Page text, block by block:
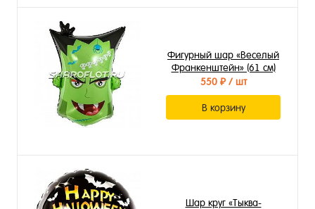
Фигурный шар «Веселый
Франкенштейн» (61 см)
550 ₽/ шт
В корзину
Шар круг «Тыква-